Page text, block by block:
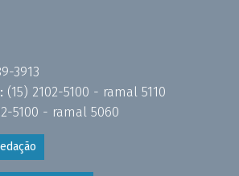
3913
(15) 2102-5100 - ramal 5110
5100 - ramal 5060